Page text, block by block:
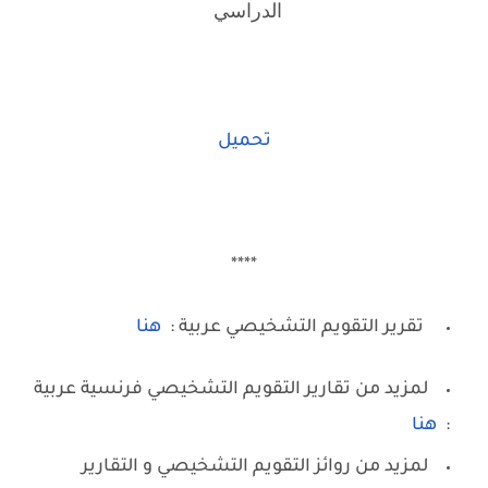
الدراسي
تحميل
****
تقرير التقويم التشخيصي عربية : هنا
لمزيد من تقارير التقويم التشخيصي فرنسية عربية
: هنا
لمزيد من روائز التقويم التشخيصي و التقارير